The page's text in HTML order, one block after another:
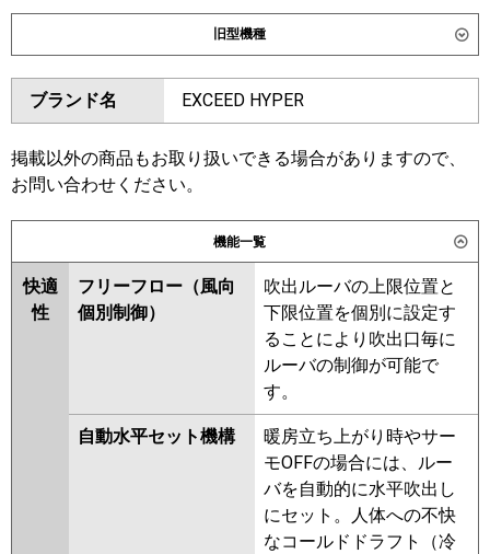
ダイキン SSRA160DM SSRA160DNM
東芝
三菱電機 PKZT-ZRMP160LL6
ZRMP160L6
日立 RPK-GP160RGHG9
三菱重工 FDKZ1606HT6S
パナソニック PA-P160K7GTC PA-P160K7GTCX
旧型機種
ダイキン SSRA160CM SSRA160CNM
SSRA160BYM SSRA160BYNM
SSRA160BJM SSRA160BJNM
SSRA160BFM SSRA160BFNM
SSRA160BCNM
東芝
三菱電機 PKZT-ZRMP160LL5
PKZT-
ZRMP160L5 PKZT-ZRMP160LL4
PKZT-ZRMP160L4 PKZT-
ZRMP160L3 PKZT-ZRMP160LL3
PKZT-ZRMP160LL2 PKZT-
ZRMP160L2
PKZT-ZRMP160KZ
PKZT-
ZRMP160KY PKZT-ZRMP160KLY
PKZT-ZRMP160KLV PKZT-
ZRMP160KV PKZT-ZRMP160KR
PKZT-ZRMP160KLR
ブランド名 EXCEED HYPER
掲載以外の商品もお取り扱いできる場合がありますので、
お問い合わせください。
機能一覧
快適
性
フリーフロー（風向
個別制御）
吹出ルーバの上限位置と
下限位置を個別に設定す
ることにより吹出口毎に
ルーバの制御が可能で
す。
自動水平セット機構
暖房立ち上がり時やサー
モOFFの場合には、ルー
バを自動的に水平吹出し
にセット。人体への不快
なコールドドラフト（冷